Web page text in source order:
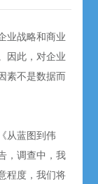
业战略和商业
因此，对企业
素不是数据而
从蓝图到伟
，调查中，我
程度，我们将